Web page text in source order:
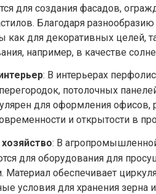
для создания фасадов,
Благодаря
как для декоративных целей,
например, в качестве
: В интерьерах
потолочных
для оформления офисов,
и открытости в
: В
для оборудования для
Материал обеспечивает
условия для хранения зерна